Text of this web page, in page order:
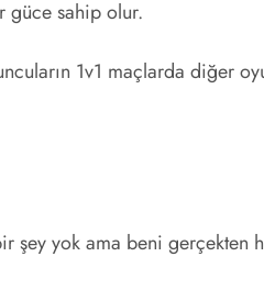
güce sahip olur.
1v1 maçlarda diğer
şey yok ama beni gerçekten